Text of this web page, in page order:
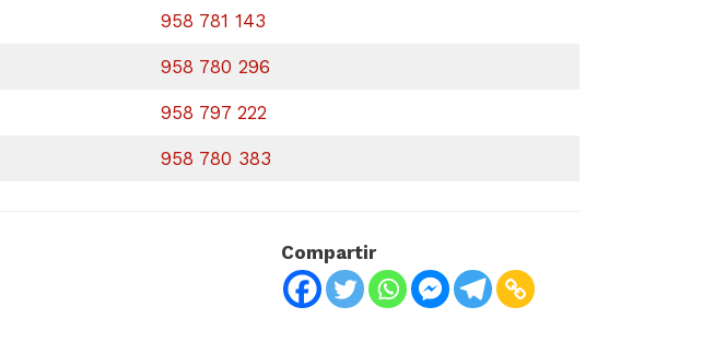
958 781 143
958 780 296
958 797 222
958 780 383
Compartir